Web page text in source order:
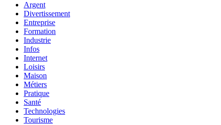
Argent
Divertissement
Entreprise
Formation
Industrie
Infos
Internet
Loisirs
Maison
Métiers
Pratique
Santé
Technologies
Tourisme